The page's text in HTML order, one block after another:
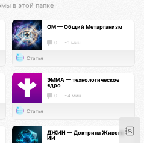
в этой папке
ОМ — Общий Метарганизм
0 ~1 мин.
Статья
ЭММА — технологическое
ядро
0 ~4 мин.
Статья
ДЖИИ — Доктрина Живого
ИИ